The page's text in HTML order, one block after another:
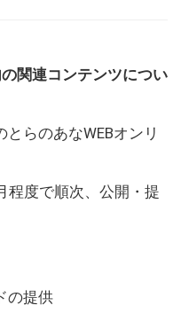
関連コンテンツについ
らのあなWEBオンリ
程度で順次、公開・提
の提供